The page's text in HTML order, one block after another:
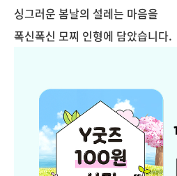
싱그러운 봄날의 설레는 마음을
폭신폭신 모찌 인형에 담았습니다.